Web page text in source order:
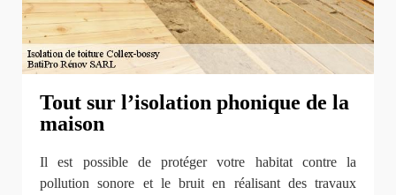
Tout sur l’isolation phonique de la
maison
Il est possible de protéger votre habitat contre la
pollution sonore et le bruit en réalisant des travaux